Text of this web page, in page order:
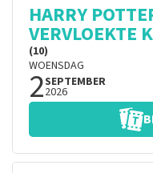
HARRY
VERVLOEKTE
(10)
WOENSDAG
2SEPTEMBER
2026